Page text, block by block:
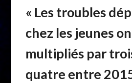
« Les troubles
chez les jeunes
multipliés par
quatre entre